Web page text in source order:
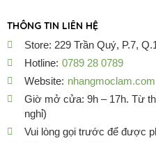
THÔNG TIN LIÊN HỆ
Store: 229 Trần Quý, P.7,
Hotline: 0789 28 0789
Website: nhangmoclam.com
Giờ mở cửa: 9h – 17h. Từ
nghỉ)
Vui lòng gọi trước để được